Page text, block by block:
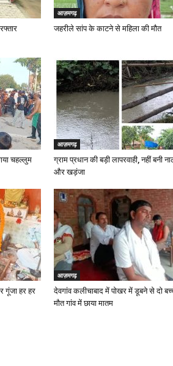
आज़मगढ़
जहरीले सांप के काटने से महिला की मौत
चहल्लुम
आज़मगढ़
ग्राम प्रधान की बड़ी लापरवाही, नहीं बनी
और खड़ंजा
गूंजा हर हर
आज़मगढ़
देवगांव कलीचाबाद में पोखर में डूबने से दो
मौत गांव में छाया मातम